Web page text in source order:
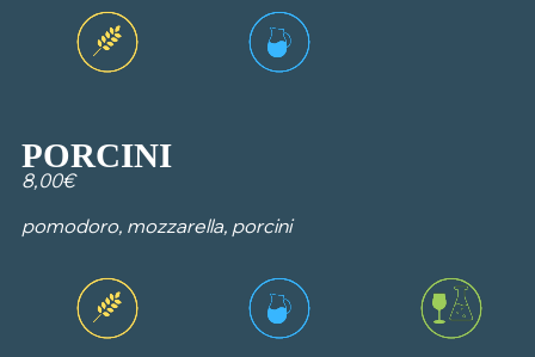
PORCINI
8,00€
pomodoro, mozzarella, porcini